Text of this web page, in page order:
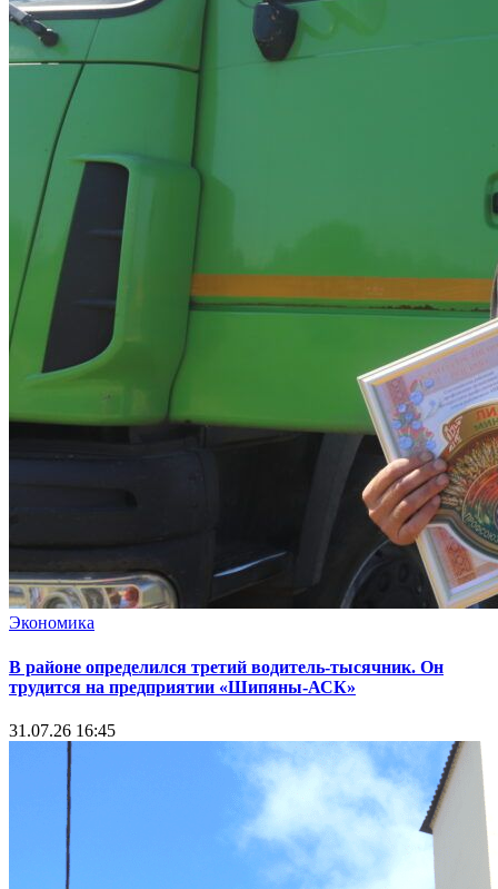
Экономика
В районе определился третий водитель-тысячник. Он
трудится на предприятии «Шипяны-АСК»
31.07.26 16:45